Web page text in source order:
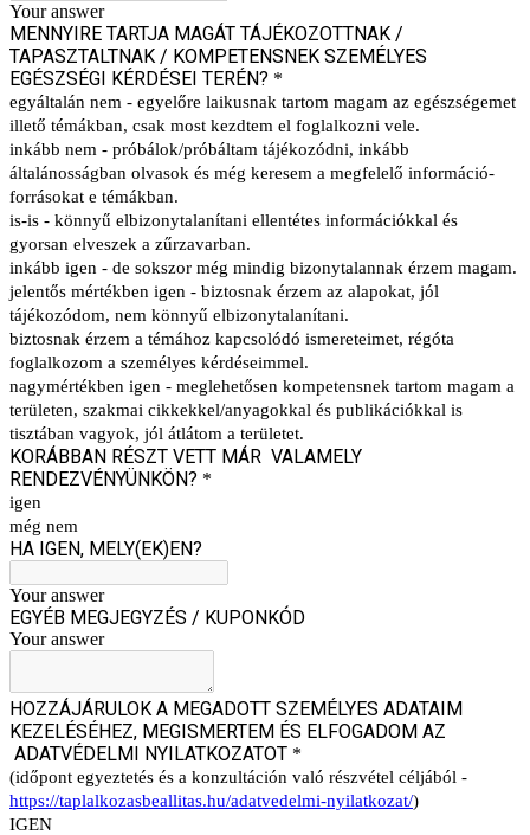
Your answer
MENNYIRE TARTJA MAGÁT TÁJÉKOZOTTNAK /
TAPASZTALTNAK / KOMPETENSNEK SZEMÉLYES
EGÉSZSÉGI KÉRDÉSEI TERÉN? *
egyáltalán nem - egyelőre laikusnak tartom magam az egészségemet
illető témákban, csak most kezdtem el foglalkozni vele.
inkább nem - próbálok/próbáltam tájékozódni, inkább
általánosságban olvasok és még keresem a megfelelő információ-
forrásokat e témákban.
is-is - könnyű elbizonytalanítani ellentétes információkkal és
gyorsan elveszek a zűrzavarban.
inkább igen - de sokszor még mindig bizonytalannak érzem magam.
jelentős mértékben igen - biztosnak érzem az alapokat, jól
tájékozódom, nem könnyű elbizonytalanítani.
biztosnak érzem a témához kapcsolódó ismereteimet, régóta
foglalkozom a személyes kérdéseimmel.
nagymértékben igen - meglehetősen kompetensnek tartom magam a
területen, szakmai cikkekkel/anyagokkal és publikációkkal is
tisztában vagyok, jól átlátom a területet.
KORÁBBAN RÉSZT VETT MÁR VALAMELY
RENDEZVÉNYÜNKÖN? *
igen
még nem
HA IGEN, MELY(EK)EN?
Your answer
EGYÉB MEGJEGYZÉS / KUPONKÓD
Your answer
HOZZÁJÁRULOK A MEGADOTT SZEMÉLYES ADATAIM
KEZELÉSÉHEZ, MEGISMERTEM ÉS ELFOGADOM AZ
ADATVÉDELMI NYILATKOZATOT *
(időpont egyeztetés és a konzultáción való részvétel céljából -
https://taplalkozasbeallitas.hu/adatvedelmi-nyilatkozat/)
IGEN